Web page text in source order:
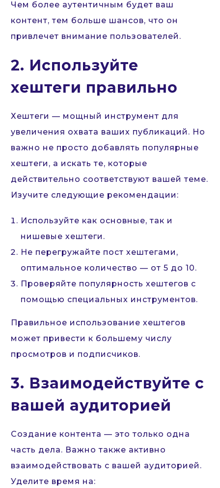
Чем более аутентичным будет ваш
контент, тем больше шансов, что он
привлечет внимание пользователей.
2. Используйте
хештеги правильно
Хештеги — мощный инструмент для
увеличения охвата ваших публикаций. Но
важно не просто добавлять популярные
хештеги, а искать те, которые
действительно соответствуют вашей теме.
Изучите следующие рекомендации:
Используйте как основные, так и
нишевые хештеги.
Не перегружайте пост хештегами,
оптимальное количество — от 5 до 10.
Проверяйте популярность хештегов с
помощью специальных инструментов.
Правильное использование хештегов
может привести к большему числу
просмотров и подписчиков.
3. Взаимодействуйте с
вашей аудиторией
Создание контента — это только одна
часть дела. Важно также активно
взаимодействовать с вашей аудиторией.
Уделите время на: